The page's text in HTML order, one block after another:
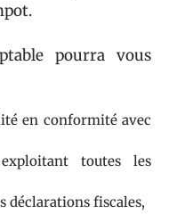
pourra vous
en conformité avec
toutes les
déclarations fiscales,